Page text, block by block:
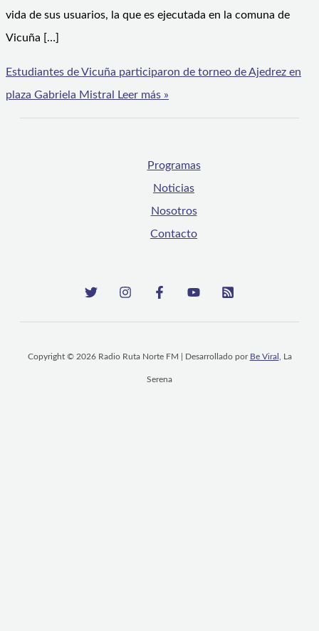
vida de sus usuarios, la que es ejecutada en la comuna de
Vicuña […]
Estudiantes de Vicuña participaron de torneo de Ajedrez en
plaza Gabriela Mistral
Leer más »
Programas
Noticias
Nosotros
Contacto
Copyright © 2026 Radio Ruta Norte FM | Desarrollado por Be Viral , La
Serena